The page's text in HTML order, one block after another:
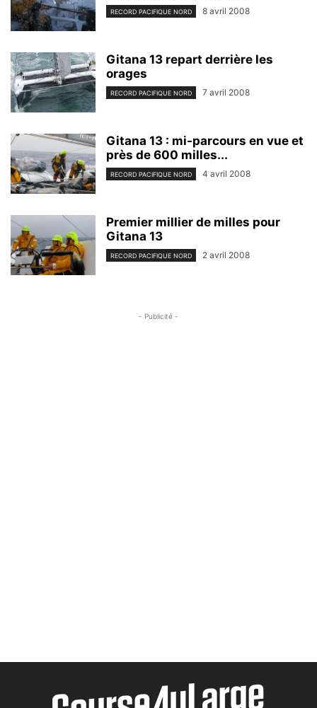
RECORD PACIFIQUE NORD 8 avril 2008
Gitana 13 repart derrière les
orages
RECORD PACIFIQUE NORD 7 avril 2008
Gitana 13 : mi-parcours en vue et
près de 600 milles...
RECORD PACIFIQUE NORD 4 avril 2008
Premier millier de milles pour
Gitana 13
RECORD PACIFIQUE NORD 2 avril 2008
- Publicité -